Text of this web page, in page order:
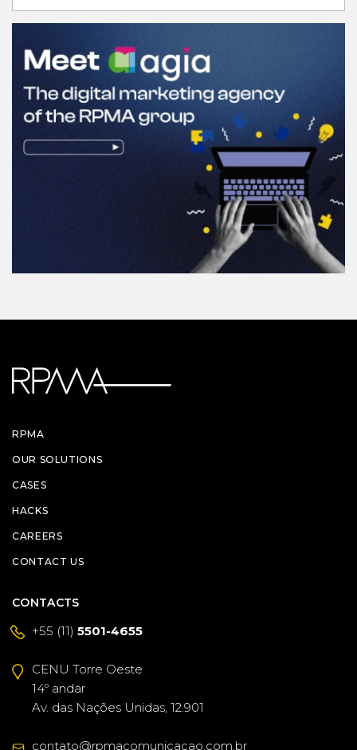
RPMA
OUR SOLUTIONS
CASES
HACKS
CAREERS
CONTACT US
CONTACTS
+55 (11) 5501-4655
CENU Torre Oeste
14º andar
Av. das Nações Unidas, 12.901
contato@rpmacomunicacao.com.br